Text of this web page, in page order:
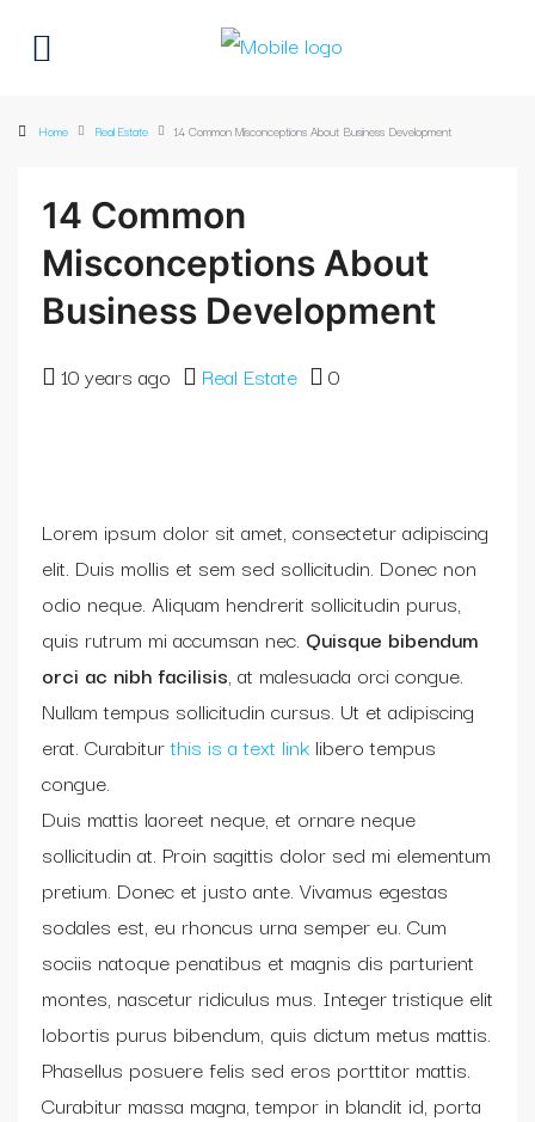
Home Real Estate 14 Common Misconceptions About Business Development
14 Common
Misconceptions About
Business Development
10 years ago Real Estate 0
Lorem ipsum dolor sit amet, consectetur adipiscing
elit. Duis mollis et sem sed sollicitudin. Donec non
odio neque. Aliquam hendrerit sollicitudin purus,
quis rutrum mi accumsan nec. Quisque bibendum
orci ac nibh facilisis, at malesuada orci congue.
Nullam tempus sollicitudin cursus. Ut et adipiscing
erat. Curabiturthis is a text link libero tempus
congue.
Duis mattis laoreet neque, et ornare neque
sollicitudin at. Proin sagittis dolor sed mi elementum
pretium. Donec et justo ante. Vivamus egestas
sodales est, eu rhoncus urna semper eu. Cum
sociis natoque penatibus et magnis dis parturient
montes, nascetur ridiculus mus. Integer tristique elit
lobortis purus bibendum, quis dictum metus mattis.
Phasellus posuere felis sed eros porttitor mattis.
Curabitur massa magna, tempor in blandit id, porta